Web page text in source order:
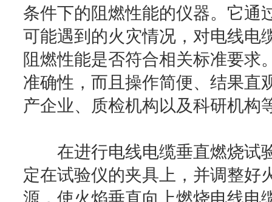
条件下的阻燃性能的仪器。它通
可能遇到的火灾情况，对电线电
阻燃性能是否符合相关标准要求
准确性，而且操作简便、结果直
产企业、质检机构以及科研机构
在进行电线电缆垂直燃烧试
定在试验仪的夹具上，并调整好
源，使火焰垂直向上燃烧电线电